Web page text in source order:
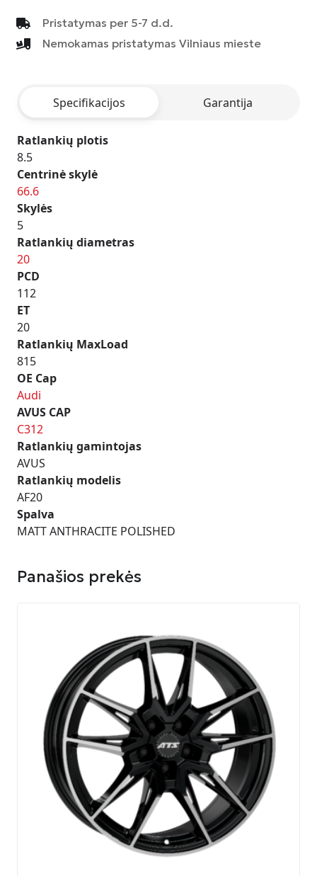
-
AF20
-
POLISHED
Pristatymas per 5-7 d.d.
Nemokamas pristatymas Vilniaus mieste
Specifikacijos Garantija
Ratlankių plotis
8.5
Centrinė skylė
66.6
Skylės
5
Ratlankių diametras
20
PCD
112
ET
20
Ratlankių MaxLoad
815
OE Cap
Audi
AVUS CAP
C312
Ratlankių gamintojas
AVUS
Ratlankių modelis
AF20
Spalva
MATT ANTHRACITE POLISHED
Panašios prekės